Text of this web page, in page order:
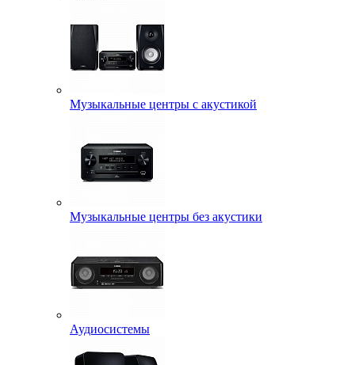
Музыкальные центры с акустикой
Музыкальные центры без акустики
Аудиосистемы